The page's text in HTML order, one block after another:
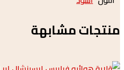
مشابهة